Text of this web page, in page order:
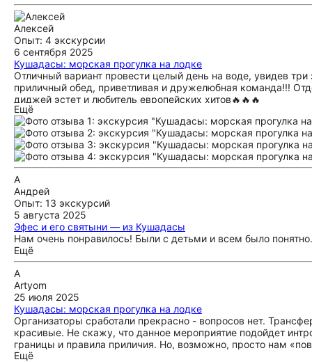
Алексей
Опыт: 4 экскурсии
6 сентября 2025
Кушадасы: морская прогулка на лодке
Отличный вариант провести целый день на воде, увидев
приличный обед, приветливая и дружелюбная команда!!!
диджей эстет и любитель европейских хитов🔥🔥🔥
Ещё
А
Андрей
Опыт: 13 экскурсий
5 августа 2025
Эфес и его святыни — из Кушадасы
Нам очень понравилось! Были с детьми и всем было
Ещё
A
Artyom
25 июля 2025
Кушадасы: морская прогулка на лодке
Организаторы сработали прекрасно - вопросов нет.
красивые. Не скажу, что данное мероприятие подойдет
границы и правила приличия. Но, возможно, просто нам
Ещё